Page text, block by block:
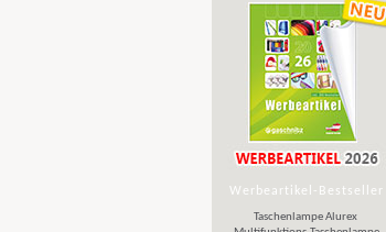
Werbeartikel-Bestseller
Taschenlampe Alurex